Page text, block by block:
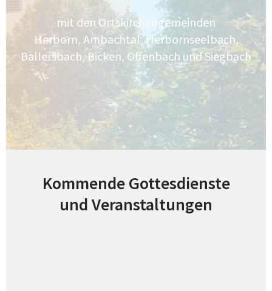
mit den Ortskirchengemeinden
Herborn, Ambachtal, Herbornseelbach,
Ballersbach, Bicken, Offenbach und Siegbach
Kommende Gottesdienste
und Veranstaltungen